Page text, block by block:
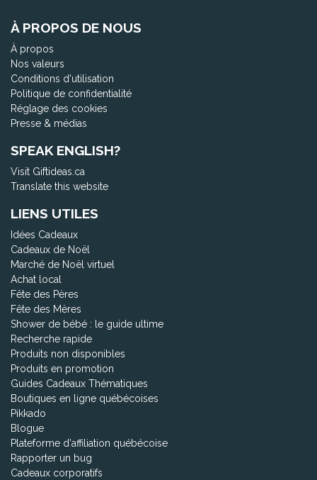
À PROPOS DE NOUS
À propos
Nos valeurs
Conditions d'utilisation
Politique de confidentialité
Réglage des cookies
Presse & médias
SPEAK ENGLISH?
Visit Giftideas.ca
Translate this website
LIENS UTILES
Idées Cadeaux
Cadeaux de Noël
Marché de Noël virtuel
Achat local
Fête des Pères
Fête des Mères
Shower de bébé : le guide ultime
Recherche rapide
Produits non disponibles
Produits en promotion
Guides Cadeaux Thématiques
Boutiques en ligne québécoises
Pikkado
Blogue
Plateforme d'affiliation québécoise
Rapporter un bug
Cadeaux corporatifs